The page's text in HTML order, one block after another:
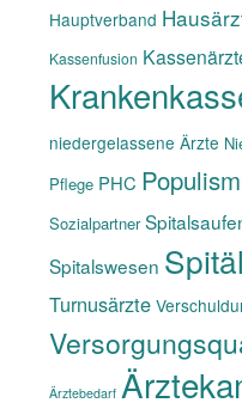
Hauptverband
Kassenfusion
niedergelassene Ärzte
Pflege PHC
Sozialpartner
Spitalswesen
Turnusärzte
Ärztebedarf